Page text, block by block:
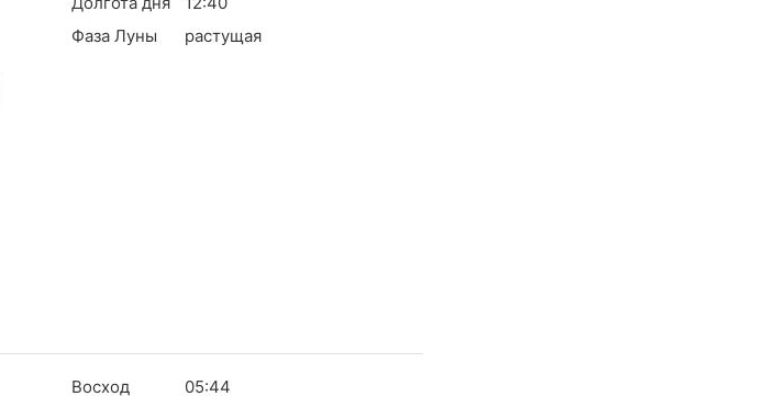
Фаза Луны
растущая
Восход
05:44